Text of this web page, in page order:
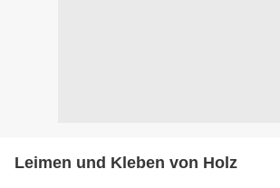
Leimen und Kleben von Holz